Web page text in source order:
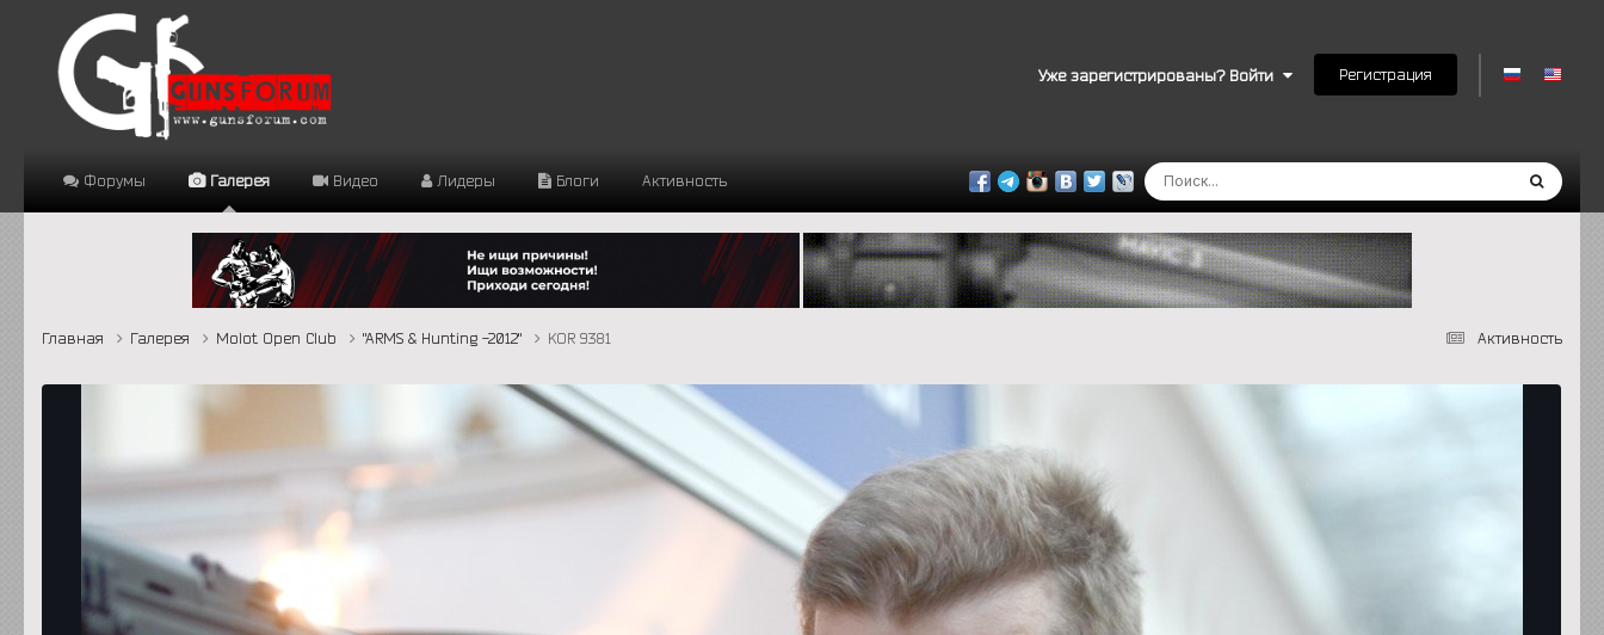
Уже зарегистрированы? Войти Регистрация
Форумы Галерея Видео Лидеры Блоги Активность
Активность
Главная Галерея Molot Open Club "ARMS & Hunting -2012" KOR 9381